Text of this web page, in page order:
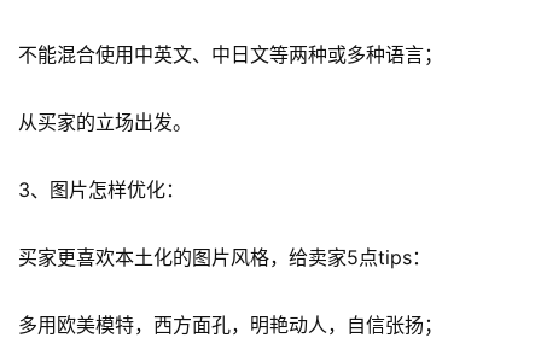
境
航
不能混合使用中英文、中日文等两种或多种语言；
从买家的立场出发。
3、图片怎样优化：
买家更喜欢本土化的图片风格，给卖家5点tips：
多用欧美模特，西方面孔，明艳动人，自信张扬；